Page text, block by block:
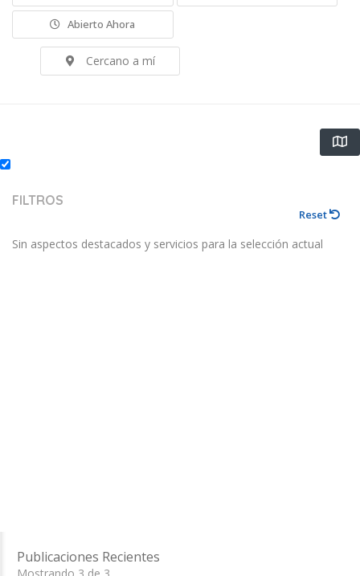
Abierto Ahora
Cercano a mí
FILTROS
Reset
Sin aspectos destacados y servicios para la selección actual
Publicaciones Recientes